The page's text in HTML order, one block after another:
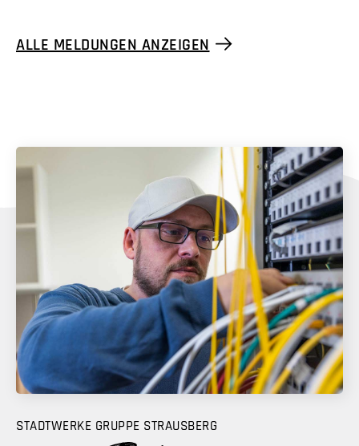
ALLE MELDUNGEN ANZEIGEN
STADTWERKE GRUPPE STRAUSBERG